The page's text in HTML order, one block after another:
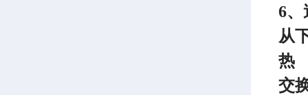
6、
从
热
交